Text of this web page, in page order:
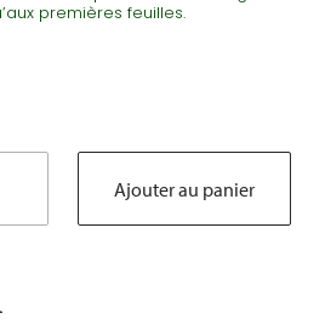
premières feuilles.
Ajouter au panier